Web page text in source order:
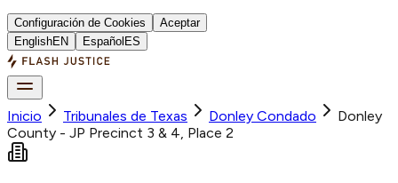
Configuración de Cookies
Aceptar
EnglishEN Español ES
Inicio Tribunales de Texas Donley Condado
Donley
County - JP Precinct 3 & 4, Place 2